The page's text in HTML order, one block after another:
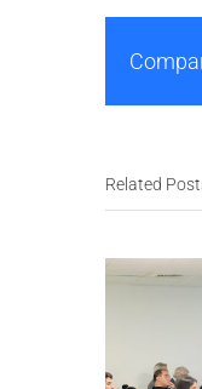
Related